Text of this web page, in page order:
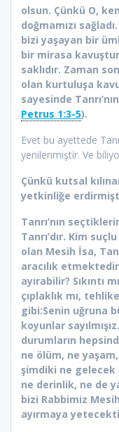
olsun. Çünkü O,
doğmamızı
bizi yaşayan bir
bir mirasa
saklıdır. Zaman
olan kurtuluşa
sayesinde
Petrus 1:3-5).
Evet bu ayettede
yenilenmiştir. Ve
Çünkü kutsal
yetkinliğe
Tanrı’nın
Tanrı’dır. Kim
olan Mesih İsa,
aracılık
ayırabilir? Sıkıntı
çıplaklık mı,
gibi:Senin uğruna
koyunlar
durumların
ne ölüm, ne
şimdiki ne gelecek
ne derinlik, ne de
bizi Rabbimiz
ayırmaya